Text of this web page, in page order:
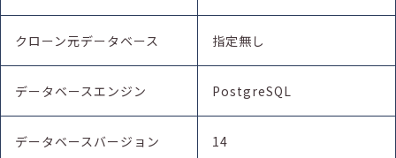
クローン元データベース 指定無し
データベースエンジン PostgreSQL
データベースバージョン 14